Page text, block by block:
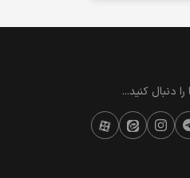
دنبال کنید...